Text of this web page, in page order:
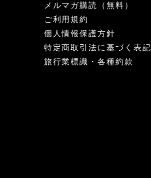
メルマガ購読（無料）
ご利用規約
個人情報保護方針
特定商取引法に基づく表記
旅行業標識・各種約款